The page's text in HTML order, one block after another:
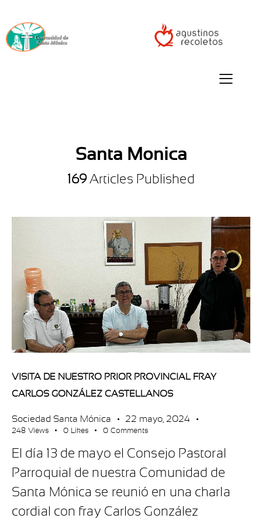
Santa Monica
169Articles Published
VISITA DE NUESTRO PRIOR PROVINCIAL FRAY
CARLOS GONZÁLEZ CASTELLANOS
Sociedad Santa Mónica 22 mayo, 2024
248 Views 0 Likes 0 Comments
El día 13 de mayo el Consejo Pastoral
Parroquial de nuestra Comunidad de
Santa Mónica se reunió en una charla
cordial con fray Carlos González